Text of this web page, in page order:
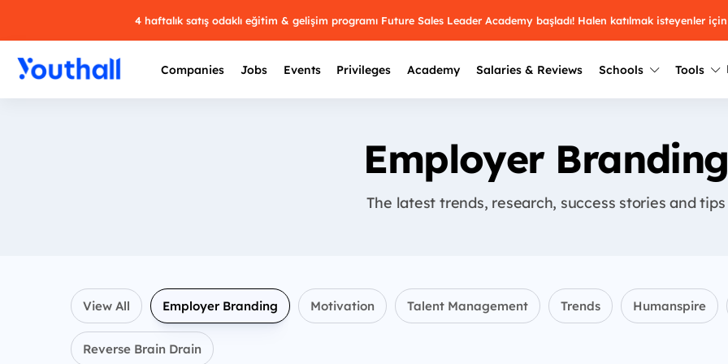
4 haftalık satış odaklı eğitim & gelişim programı Future Sales Leader Academy başladı! Halen katılmak isteyenler
Companies Jobs Events Privileges Academy Salaries & Reviews Schools
Üniversite
Türkiye ve
Tools
Youth Awards 2026
2025 Winners
2024 Winners
Employer Branding
The latest trends, research, success stories and tips
View All Employer Branding Motivation Talent Management Trends Humanspire
Reverse Brain Drain